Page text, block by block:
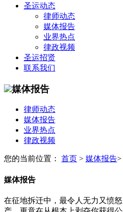
圣运动态
律师动态
媒体报告
业界热点
律政视频
圣运招贤
联系我们
媒体报告
律师动态
媒体报告
业界热点
律政视频
您的当前位置： 首页 > 媒体报告>
媒体报告
在征地拆迁中，最令人无力又愤